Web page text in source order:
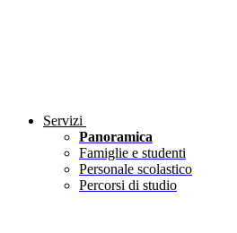
Servizi
Panoramica
Famiglie e studenti
Personale scolastico
Percorsi di studio